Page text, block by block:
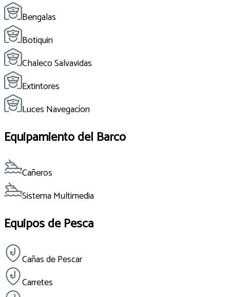
Bengalas
Botiquin
Chaleco Salvavidas
Extintores
Luces Navegacíon
Equipamiento del Barco
Cañeros
Sistema Multimedia
Equipos de Pesca
Cañas de Pescar
Carretes